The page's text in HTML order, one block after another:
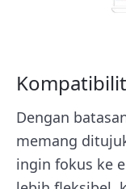
Dengan
memang
ingin fokus ke